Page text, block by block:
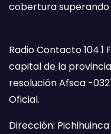
cobertura superando
Radio Contacto 104.1
capital de la
resolución Afsca -
Oficial.
Dirección: